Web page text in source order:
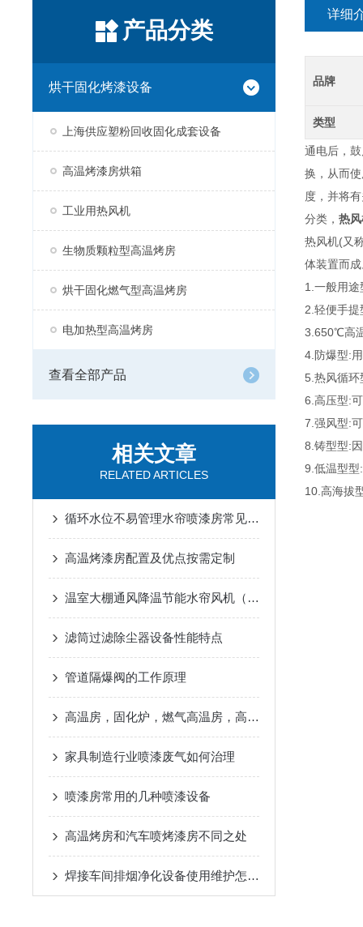
产品分类
烘干固化烤漆设备
上海供应塑粉回收固化成套设备
高温烤漆房烘箱
工业用热风机
生物质颗粒型高温烤房
烘干固化燃气型高温烤房
电加热型高温烤房
查看全部产品
相关文章
RELATED ARTICLES
循环水位不易管理水帘喷漆房常见问题
高温烤漆房配置及优点按需定制
温室大棚通风降温节能水帘风机（湿帘+负压风机）降温方案
滤筒过滤除尘器设备性能特点
管道隔爆阀的工作原理
高温房，固化炉，燃气高温房，高温固化房升温200度-400度
家具制造行业喷漆废气如何治理
喷漆房常用的几种喷漆设备
高温烤房和汽车喷烤漆房不同之处
焊接车间排烟净化设备使用维护怎么做
详细
品牌
类型
通电后，
换，从而
度，并将
分类， 热
热风机(又
体装置而
1.一般用
2.轻便手
3.650℃高
4.防爆型:
5.热风循环
6.高压型:
7.强风型:
8.铸型型:
9.低温型
10.高海拔